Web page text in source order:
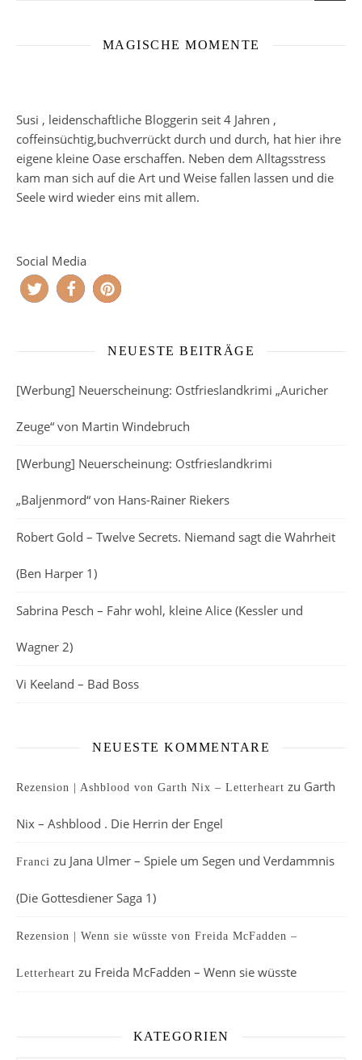
MAGISCHE MOMENTE
Susi , leidenschaftliche Bloggerin seit 4 Jahren ,
coffeinsüchtig,buchverrückt durch und durch, hat hier ihre
eigene kleine Oase erschaffen. Neben dem Alltagsstress
kam man sich auf die Art und Weise fallen lassen und die
Seele wird wieder eins mit allem.
Social Media
NEUESTE BEITRÄGE
[Werbung] Neuerscheinung: Ostfrieslandkrimi „Auricher
Zeuge“ von Martin Windebruch
[Werbung] Neuerscheinung: Ostfrieslandkrimi
„Baljenmord“ von Hans-Rainer Riekers
Robert Gold – Twelve Secrets. Niemand sagt die Wahrheit
(Ben Harper 1)
Sabrina Pesch – Fahr wohl, kleine Alice (Kessler und
Wagner 2)
Vi Keeland – Bad Boss
NEUESTE KOMMENTARE
Rezension | Ashblood von Garth Nix – Letterheart zu Garth
Nix – Ashblood . Die Herrin der Engel
Franci zu Jana Ulmer – Spiele um Segen und Verdammnis
(Die Gottesdiener Saga 1)
Rezension | Wenn sie wüsste von Freida McFadden –
Letterheart zu Freida McFadden – Wenn sie wüsste
KATEGORIEN